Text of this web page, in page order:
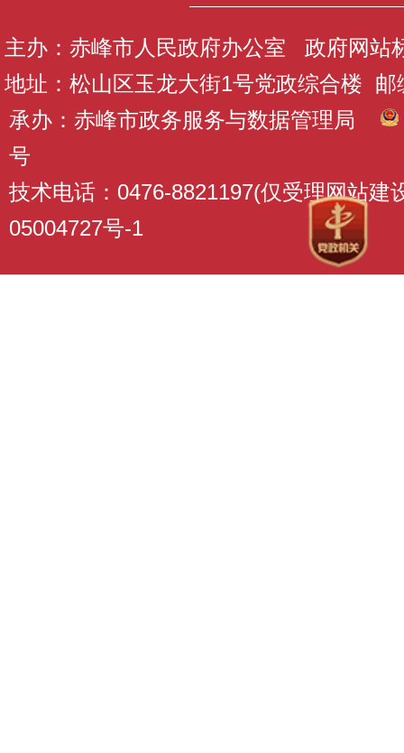
主办：赤峰市人民政府办公室 政府网站
地址：松山区玉龙大街1号党政综合楼 邮
承办：赤峰市政务服务与数据管理局
号
技术电话：0476-8821197(仅受理网站建
05004727号-1